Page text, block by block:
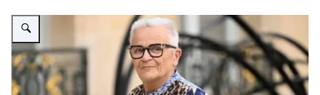
Vergroot afbeelding Minister Françoise Gatel van Ruraliteit, Handel en